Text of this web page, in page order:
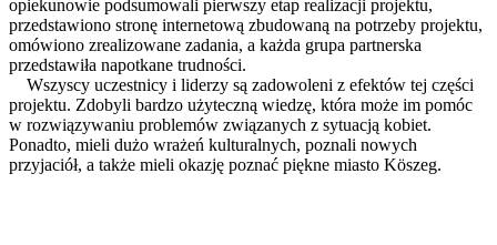
opiekunowie podsumowali pierwszy etap realizacji projektu,
przedstawiono stronę internetową zbudowaną na potrzeby projektu,
omówiono zrealizowane zadania, a każda grupa partnerska
przedstawiła napotkane trudności.
Wszyscy uczestnicy i liderzy są zadowoleni z efektów tej części
projektu. Zdobyli bardzo użyteczną wiedzę, która może im pomóc
w rozwiązywaniu problemów związanych z sytuacją kobiet.
Ponadto, mieli dużo wrażeń kulturalnych, poznali nowych
przyjaciół, a także mieli okazję poznać piękne miasto Köszeg.